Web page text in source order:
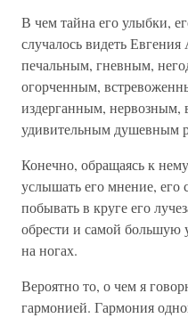
В чем тайна его улыбки,
случалось видеть
печальным, гневным,
огорченным,
издерганным, нервозным,
удивительным душевным
Конечно, обращаясь к
услышать его мнение,
побывать в круге его
обрести и самой большую
на ногах.
Вероятно то, о чем я
гармонией. Гармония